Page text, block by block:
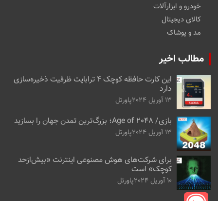
خودرو و ابزارآلات
کالای دیجیتال
مد و پوشاک
مطالب اخیر
این کارت حافظه کوچک ۴ ترابایت ظرفیت ذخیره‌سازی
دارد
13 آوریل 2024 پاورتل
بازی/ Age of 2048؛ بزرگ‌ترین تمدن جهان را بسازید
13 آوریل 2024 پاورتل
برای شرکت‌های هوش مصنوعی اینترنت «بیش‌از‌حد
کوچک» است
10 آوریل 2024 پاورتل